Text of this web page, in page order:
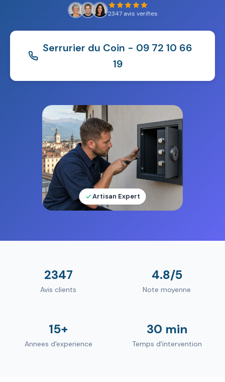
2347 avis verifies
Serrurier du Coin - 09 72 10 66
19
Artisan Expert
2347
Avis clients
4.8/5
Note moyenne
15+
Annees d'experience
30 min
Temps d'intervention